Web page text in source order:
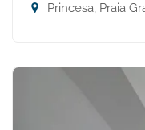
Princesa, Praia